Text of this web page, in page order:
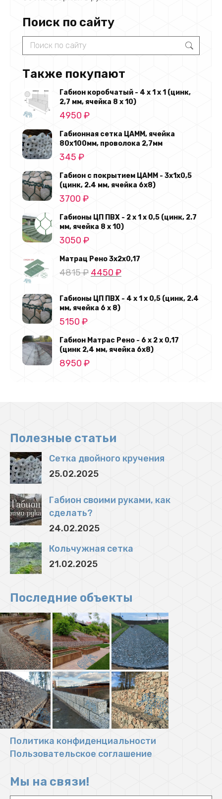
Поиск по сайту
Search:
Также покупают
Габион коробчатый - 4 х 1 х 1 (цинк,
2,7 мм, ячейка 8 х 10)
4950 ₽
Габионная сетка ЦАММ, ячейка
80х100мм, проволока 2,7мм
345 ₽
Габион с покрытием ЦАММ - 3х1х0,5
(цинк, 2.4 мм, ячейка 6х8)
3700 ₽
Габионы ЦП ПВХ - 2 х 1 х 0,5 (цинк, 2.7
мм, ячейка 8 х 10)
3050 ₽
Матрац Рено 3х2х0,17
4815₽ Первоначальная
составляла
4815 ₽.
4450 ₽Текущая
4450 ₽.
Габионы ЦП ПВХ - 4 х 1 х 0,5 (цинк, 2.4
мм, ячейка 6 х 8)
5150 ₽
Габион Матрас Рено - 6 х 2 х 0,17
(цинк 2,4 мм, ячейка 6х8)
8950 ₽
Полезные статьи
Сетка двойного кручения
25.02.2025
Габион своими руками, как
сделать?
24.02.2025
Кольчужная сетка
21.02.2025
Последние объекты
Политика конфиденциальности
Пользовательское соглашение
Мы на связи!